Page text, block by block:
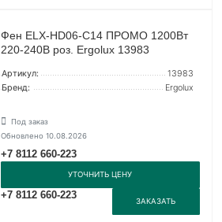
Фен ELX-HD06-C14 ПРОМО 1200Вт
220-240В роз. Ergolux 13983
Артикул:
13983
Бренд:
Ergolux
Под заказ
Обновлено 10.08.2026
+7 8112 660-223
УТОЧНИТЬ ЦЕНУ
+7 8112 660-223
ЗАКАЗАТЬ